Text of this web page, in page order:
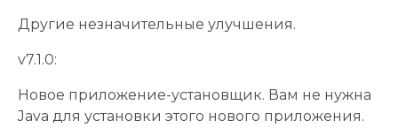
Другие незначительные улучшения.
v7.1.0:
Новое приложение-установщик. Вам не нужна
Java для установки этого нового приложения.